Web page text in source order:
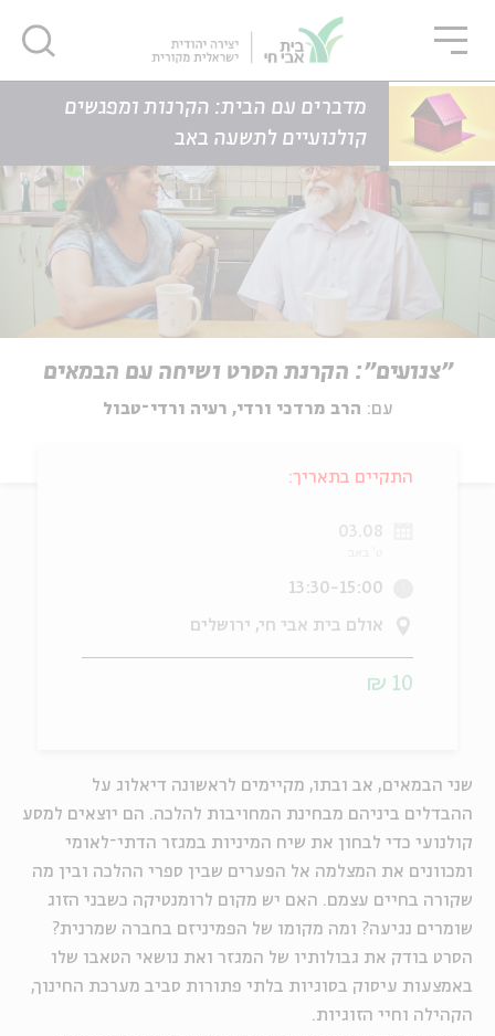
מדברים עם הבית: הקרנות ומפגשים
קולנועיים לתשעה באב
דף הבית אירועים
"צנועים": הקרנת הסרט ושיחה עם הבמאים
עם: הרב מרדכי ורדי, רעיה ורדי־טבול
שני הבמאים, אב ובתו, מקיימים לראשונה דיאלוג על
ההבדלים ביניהם מבחינת המחויבות להלכה. הם יוצאים למסע
קולנועי כדי לבחון את שיח המיניות במגזר הדתי־לאומי
ומכוונים את המצלמה אל הפערים שבין ספרי ההלכה ובין מה
שקורה בחיים עצמם. האם יש מקום לרומנטיקה כשבני הזוג
שומרים נגיעה? ומה מקומו של הפמיניזם בחברה שמרנית?
הסרט בודק את גבולותיו של המגזר ואת נושאי הטאבו שלו
באמצעות עיסוק בסוגיות בלתי פתורות סביב מערכת החינוך,
הקהילה וחיי הזוגיות.
התקיים בתאריך:
03.08
13:30-15:00
אולם בית אבי חי, ירושלים
10 ₪
סגור